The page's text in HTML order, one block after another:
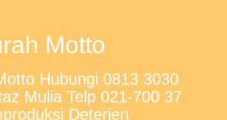
Motto
Hubungi 0813 3030
Mulia Telp 021-700 37
Deterjen